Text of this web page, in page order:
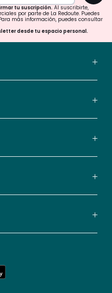
para
confirmar
tu
suscripción.
aceptas
comerciales
personalizadas
parte
Redoute.
de
en
cualquier
tu suscripción. Al suscribirte,
por parte de La Redoute. Puedes
más información, puedes consultar
desde tu espacio personal.